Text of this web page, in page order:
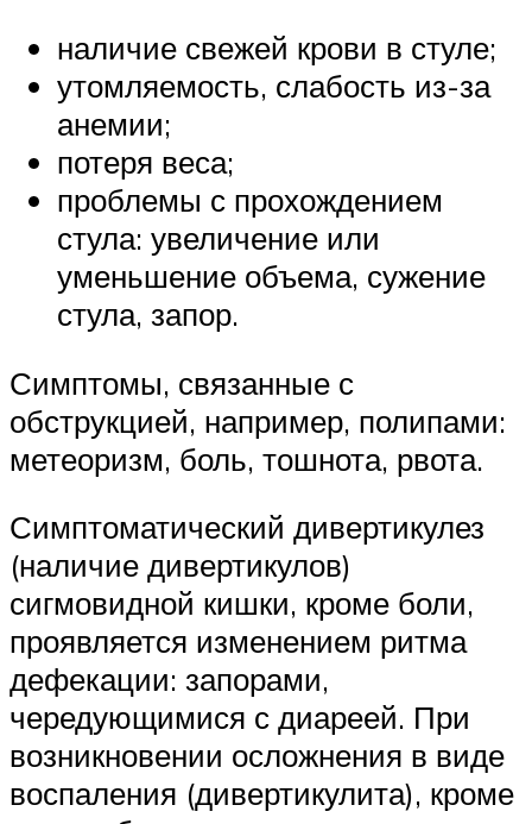
наличие свежей крови в стуле;
утомляемость, слабость из-за
анемии;
потеря веса;
проблемы с прохождением
стула: увеличение или
уменьшение объема, сужение
стула, запор.
Симптомы, связанные с
обструкцией, например, полипами:
метеоризм, боль, тошнота, рвота.
Симптоматический дивертикулез
(наличие дивертикулов)
сигмовидной кишки, кроме боли,
проявляется изменением ритма
дефекации: запорами,
чередующимися с диареей. При
возникновении осложнения в виде
воспаления (дивертикулита), кроме